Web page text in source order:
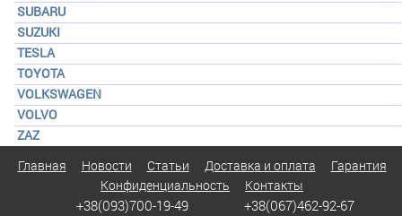
SUBARU
SUZUKI
TESLA
TOYOTA
VOLKSWAGEN
VOLVO
ZAZ
Главная Новости Статьи Доставка и оплата
Гарантия
Конфиденциальность
Контакты
+38(093)700-19-49
+38(067)462-92-67